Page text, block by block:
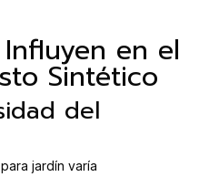
en el
Sintético
del
jardín varía